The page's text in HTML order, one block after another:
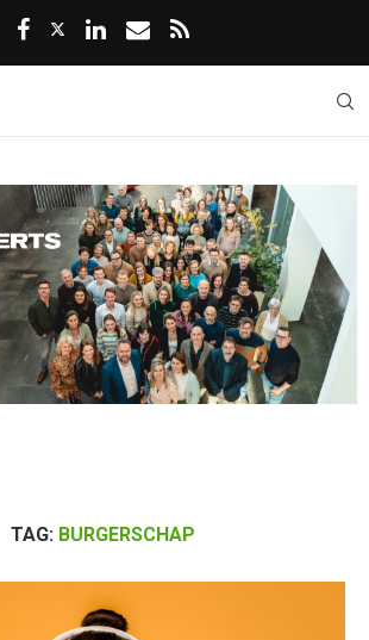
TAG: BURGERSCHAP